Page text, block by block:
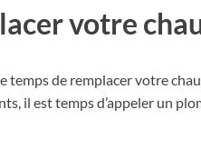
votre
temps de remplacer votre
il est temps d’appeler un